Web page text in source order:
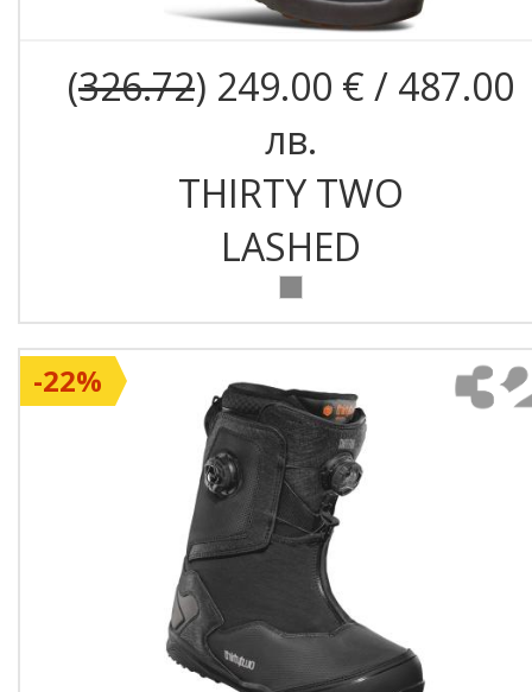
(326.72) 249.00 € / 487.00
лв.
THIRTY TWO
LASHED
-22%